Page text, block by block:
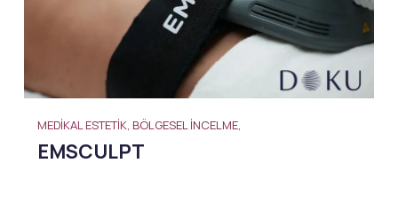
MEDIKAL ESTETIK, BÖLGESEL İNCELME,
EMSCULPT